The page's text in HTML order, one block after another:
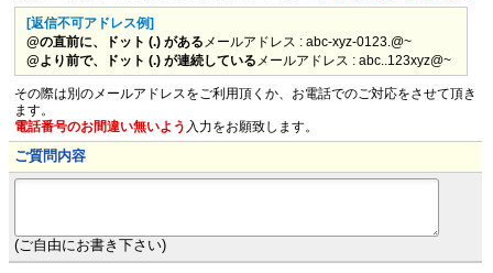
[返信不可アドレス例]
@の直前に、ドット (.) がある メールアドレス : abc-xyz-0123.@~
@より前で、ドット (.) が連続している メールアドレス : abc..123xyz@~
その際は別のメールアドレスをご利用頂くか、お電話でのご対応をさせて頂き
ます。
電話番号のお間違い無いよう 入力をお願致します。
ご質問内容
(ご自由にお書き下さい)